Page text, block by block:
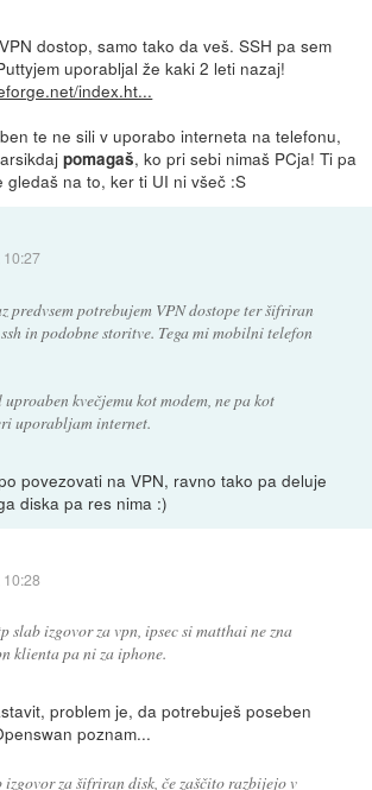
dostop, samo tako da veš. SSH pa sem
uporabljal že kaki 2 leti nazaj!
index.ht...
te ne sili v uporabo interneta na telefonu,
pomagaš, ko pri sebi nimaš PCja! Ti pa
gledaš na to, ker ti UI ni všeč :S
10:27
predvsem potrebujem VPN dostope ter šifriran
in podobne storitve. Tega mi mobilni telefon
kvečjemu kot modem, ne pa kot
uporabljam internet.
povezovati na VPN, ravno tako pa deluje
diska pa res nima :)
10:28
slab izgovor za vpn, ipsec si matthai ne zna
klienta pa ni za iphone.
problem je, da potrebuješ poseben
poznam...
za šifriran disk, če zaščito razbijejo v